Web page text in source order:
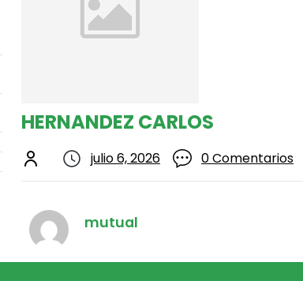
HERNANDEZ CARLOS
julio 6, 2026 0 Comentarios
mutual